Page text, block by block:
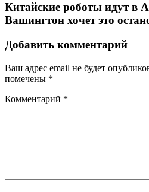
Китайские роботы идут в
Вашингтон хочет это
Добавить комментарий
Ваш адрес email не будет
помечены *
Комментарий *